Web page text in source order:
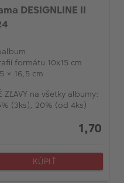
DESIGNLINE II
formátu 10x15 cm
× 16,5 cm
ZĽAVY na všetky albumy:
(3ks), 20% (od 4ks)
1,70
KÚPIŤ